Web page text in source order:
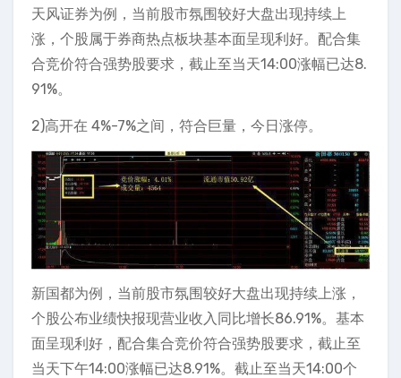
天风证券为例，当前股市氛围较好大盘出现持续上
涨，个股属于券商热点板块基本面呈现利好。配合集
合竞价符合强势股要求，截止至当天14:00涨幅已达8.
91%。
2)高开在 4%-7%之间，符合巨量，今日涨停。
新国都为例，当前股市氛围较好大盘出现持续上涨，
个股公布业绩快报现营业收入同比增长86.91%。基本
面呈现利好，配合集合竞价符合强势股要求，截止至
当天下午14:00涨幅已达8.91%。截止至当天14:00个